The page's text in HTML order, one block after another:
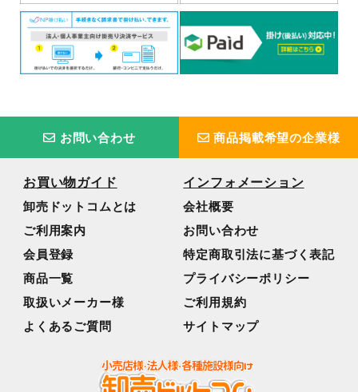
お問い合わせ 商品掲載希望の企業様
お買い物ガイド
卸売ドットコムとは
ご利用案内
会員登録
商品一覧
取扱いメーカー様
よくあるご質問
インフォメーション
会社概要
お問い合わせ
特定商取引法に基づく表記
プライバシーポリシー
ご利用規約
サイトマップ